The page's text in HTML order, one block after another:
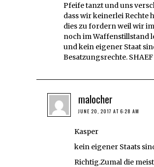
Pfeife tanzt und uns
dass wir keinerlei Rechte
dies zu fordern weil wir
noch im Waffenstillstand
und kein eigener Staat
Besatzungsrechte. SHAEF
malocher
JUNE 20, 2017 AT 6:28 AM
Kasper
kein eigener Staats
Richtig.Zumal die